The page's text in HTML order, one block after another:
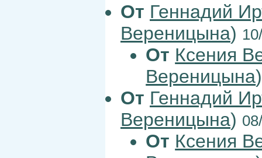
От Геннадий
Вереницына)
От Ксения
Вереницына
От Геннадий
Вереницына)
От Ксения